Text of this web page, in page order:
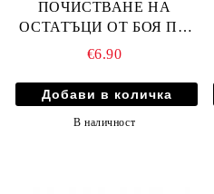
ПОЧИСТВАНЕ НА
ОСТАТЪЦИ ОТ БОЯ ПО
КОЖАТА 300мл
€6.90
В наличност